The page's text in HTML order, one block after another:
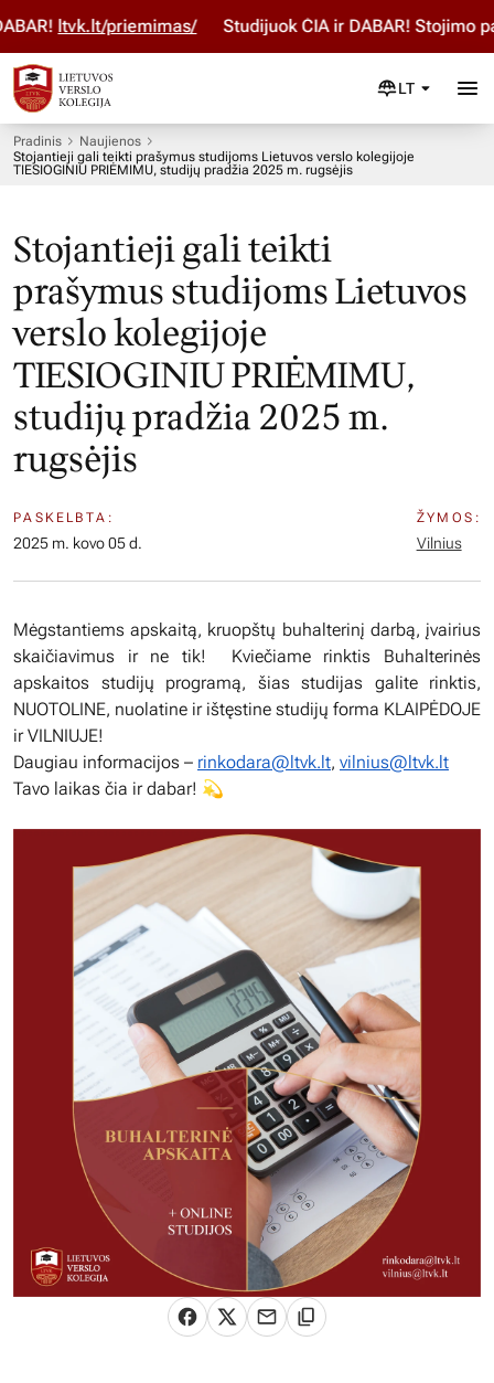
ltvk.lt/priemimas/ Studijuok ČIA ir DABAR! Stojimo
LT
Pradinis
Naujienos
Stojantieji gali teikti prašymus studijoms Lietuvos verslo kolegijoje
TIESIOGINIU PRIĖMIMU, studijų pradžia 2025 m. rugsėjis
Stojantieji gali teikti
prašymus studijoms Lietuvos
verslo kolegijoje
TIESIOGINIU PRIĖMIMU,
studijų pradžia 2025 m.
rugsėjis
PASKELBTA:
2025 m. kovo 05 d.
ŽYMOS:
Vilnius
Mėgstantiems apskaitą, kruopštų buhalterinį darbą, įvairius
skaičiavimus ir ne tik! ️ Kviečiame rinktis Buhalterinės
apskaitos studijų programą, šias studijas galite rinktis,
NUOTOLINE, nuolatine ir ištęstine studijų forma KLAIPĖDOJE
ir VILNIUJE!
Daugiau informacijos – rinkodara@ltvk.lt, vilnius@ltvk.lt
Tavo laikas čia ir dabar! 💫